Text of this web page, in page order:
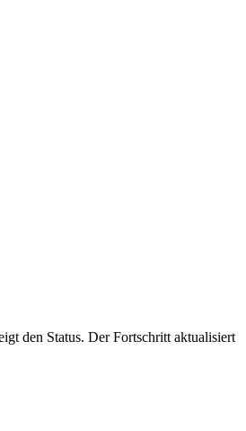
den Status. Der Fortschritt aktualisiert